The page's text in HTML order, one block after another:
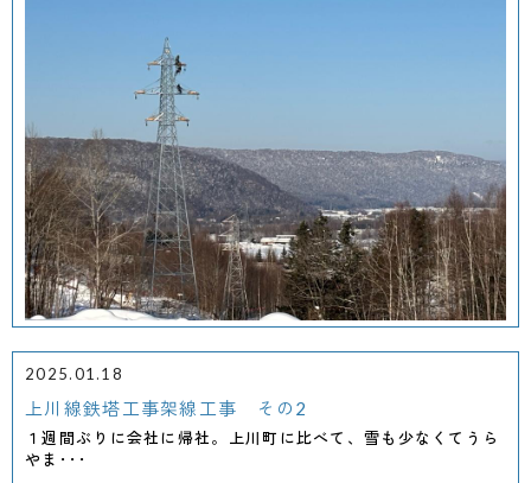
2025.01.18
上川線鉄塔工事架線工事 その2
１週間ぶりに会社に帰社。上川町に比べて、雪も少なくてうら
やま･･･